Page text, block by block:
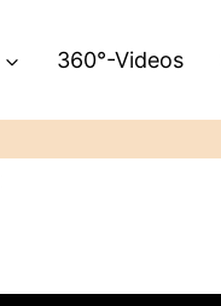
360°-Videos